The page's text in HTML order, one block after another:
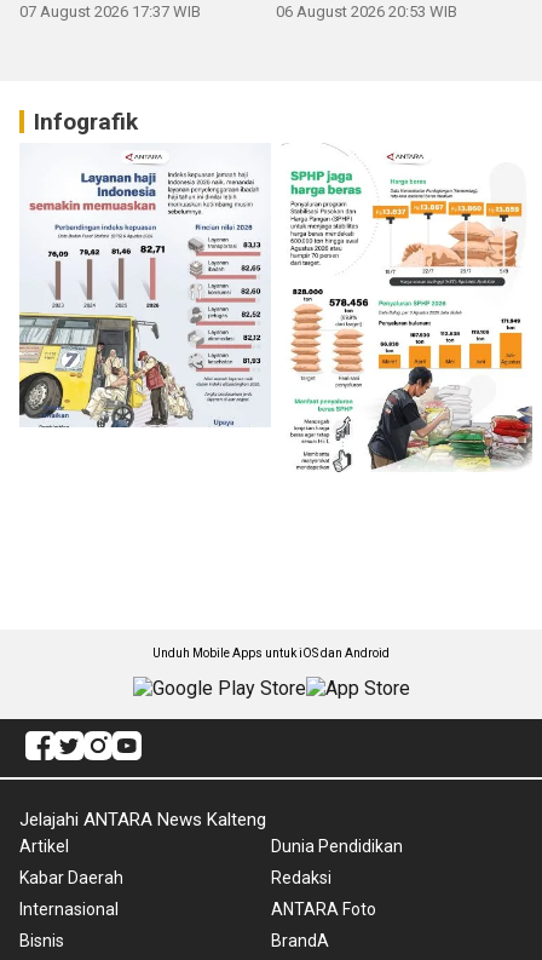
07 August 2026 17:37 WIB 06 August 2026 20:53 WIB
Infografik
Unduh Mobile Apps untuk iOS dan Android
Jelajahi ANTARA News Kalteng
Artikel
Kabar Daerah
Internasional
Bisnis
Dunia Pendidikan
Redaksi
ANTARA Foto
BrandA